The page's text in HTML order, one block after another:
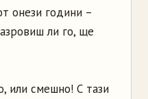
онези години –
ли го, ще
или смешно! С тази